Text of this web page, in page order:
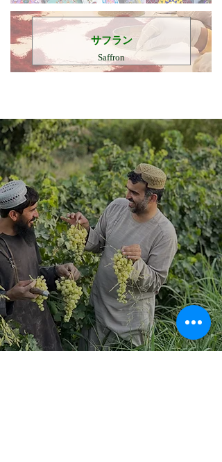
​サフラン
Saffron